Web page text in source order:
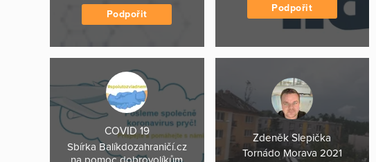
Podpořit
Podpořit
COVID 19
Sbírka Balíkdozahraničí.cz
Zdeněk Slepička
Tornádo Morava 2021